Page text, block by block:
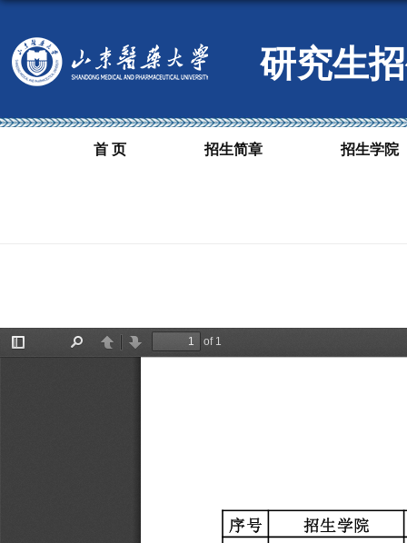
研究生
首 页 招生简章 招生学院